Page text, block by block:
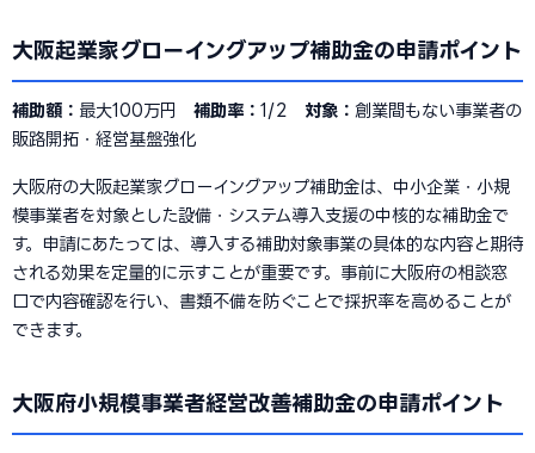
大阪起業家グローイングアップ補助金の申請ポイント
補助額： 最大100万円 補助率： 1/2 対象： 創業間もない事業者の
販路開拓・経営基盤強化
大阪府の大阪起業家グローイングアップ補助金は、中小企業・小規
模事業者を対象とした設備・システム導入支援の中核的な補助金で
す。申請にあたっては、導入する補助対象事業の具体的な内容と期待
される効果を定量的に示すことが重要です。事前に大阪府の相談窓
口で内容確認を行い、書類不備を防ぐことで採択率を高めることが
できます。
大阪府小規模事業者経営改善補助金の申請ポイント